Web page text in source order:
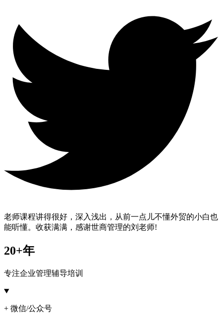
老师课程讲得很好，深入浅出，从前一点儿不懂外贸的小白也
能听懂。收获满满，感谢世商管理的刘老师!
20+年
专注企业管理辅导培训
+ 微信/公众号